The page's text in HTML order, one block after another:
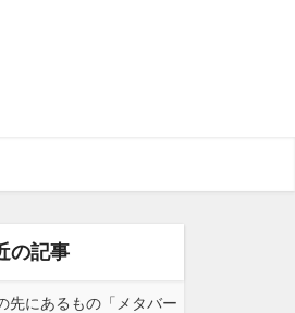
の記事
先にあるもの「メタバー